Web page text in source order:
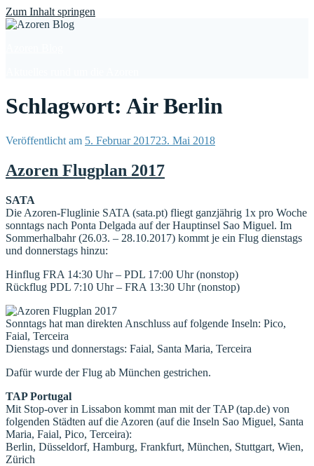
Zum Inhalt springen
Schlagwort: Air Berlin
Veröffentlicht am 5. Februar 201723. Mai 2018
Azoren Flugplan 2017
SATA
Die Azoren-Fluglinie SATA (sata.pt) fliegt ganzjährig 1x pro Woche
sonntags nach Ponta Delgada auf der Hauptinsel Sao Miguel. Im
Sommerhalbahr (26.03. – 28.10.2017) kommt je ein Flug dienstags
und donnerstags hinzu:
Hinflug FRA 14:30 Uhr – PDL 17:00 Uhr (nonstop)
Rückflug PDL 7:10 Uhr – FRA 13:30 Uhr (nonstop)
Sonntags hat man direkten Anschluss auf folgende Inseln: Pico,
Faial, Terceira
Dienstags und donnerstags: Faial, Santa Maria, Terceira
Dafür wurde der Flug ab München gestrichen.
TAP Portugal
Mit Stop-over in Lissabon kommt man mit der TAP (tap.de) von
folgenden Städten auf die Azoren (auf die Inseln Sao Miguel, Santa
Maria, Faial, Pico, Terceira):
Berlin, Düsseldorf, Hamburg, Frankfurt, München, Stuttgart, Wien,
Zürich